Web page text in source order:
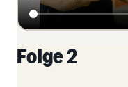
Folge 2